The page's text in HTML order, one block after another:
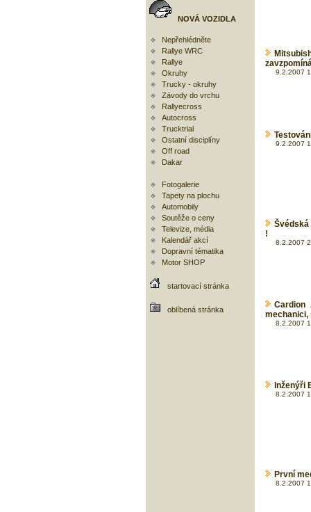
NOVÁ VOZIDLA
Nepřehlédněte
Rallye WRC
Rallye
Okruhy
Trucky - okruhy
Závody do vrchu
Rallyecross
Autocross
Trucktrial
Ostatní disciplíny
Off road
Dakar
Fotogalerie
Tapety na plochu
Automobily
Soutěže o ceny
Televize, média
Kalendář akcí
Dopravní tématika
Motor SHOP
startovací stránka
oblíbená stránka
9.2.2007
9.2.2007
!
8.2.2007
Cardion
mechanici,
8.2.2007
Inženýři
8.2.2007
První
8.2.2007